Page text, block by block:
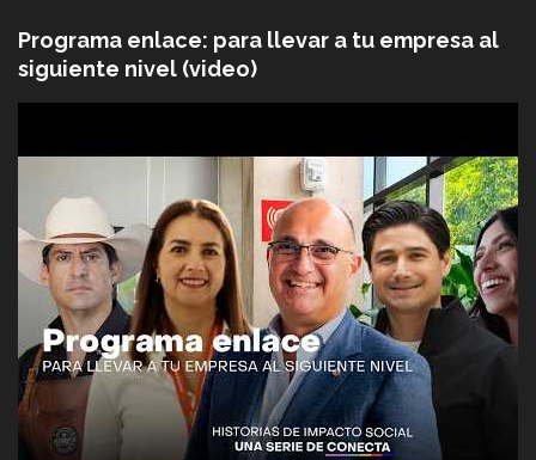
Programa enlace: para llevar a tu empresa al
siguiente nivel (video)